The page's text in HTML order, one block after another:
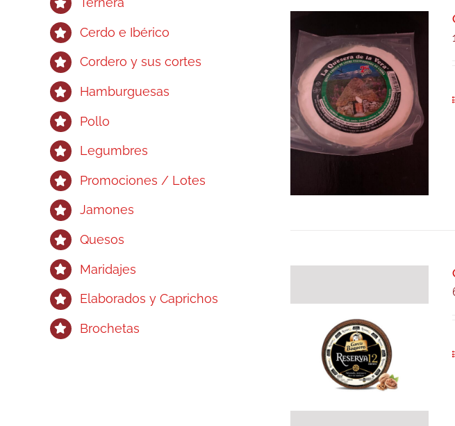
Cerdo e Ibérico
Cordero y sus cortes
Hamburguesas
Pollo
Legumbres
Promociones / Lotes
Jamones
Quesos
Maridajes
Elaborados y Caprichos
Brochetas